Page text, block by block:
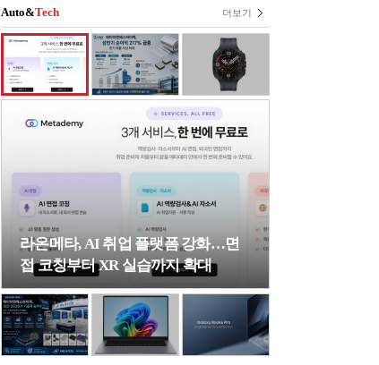
동차금융 성장세 [2026 금융
사 상반기 실적]
Auto&Tech 더보기
라온메타, AI 취업 플랫폼 강화…면
접 코칭부터 XR 실습까지 확대